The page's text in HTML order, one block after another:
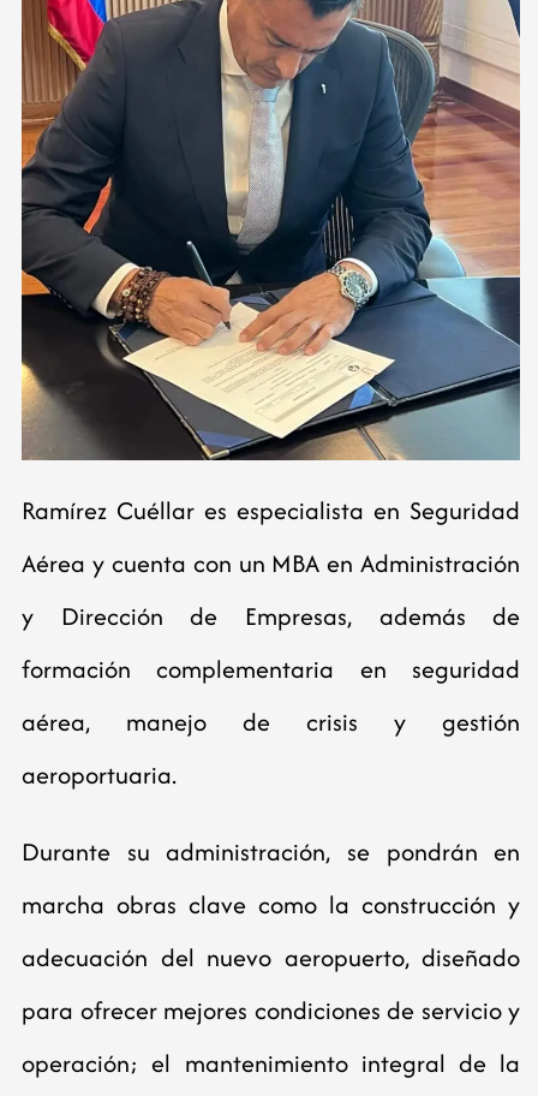
Ramírez Cuéllar es especialista en Seguridad
Aérea y cuenta con un MBA en Administración
y Dirección de Empresas, además de
formación complementaria en seguridad
aérea, manejo de crisis y gestión
aeroportuaria.
Durante su administración, se pondrán en
marcha obras clave como la construcción y
adecuación del nuevo aeropuerto, diseñado
para ofrecer mejores condiciones de servicio y
operación; el mantenimiento integral de la